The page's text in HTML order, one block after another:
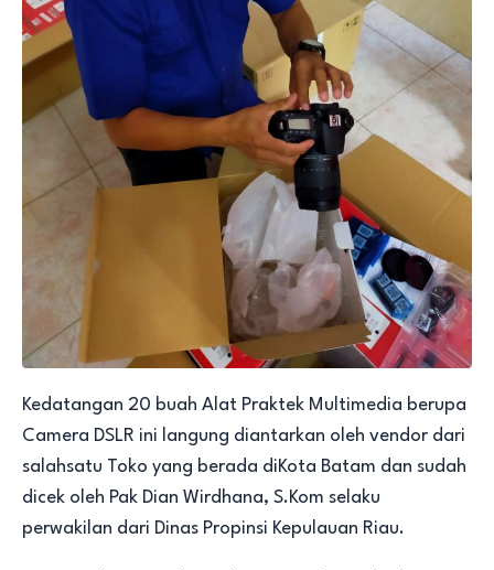
Kedatangan 20 buah Alat Praktek Multimedia berupa
Camera DSLR ini langung diantarkan oleh vendor dari
salahsatu Toko yang berada diKota Batam dan sudah
dicek oleh Pak Dian Wirdhana, S.Kom selaku
perwakilan dari Dinas Propinsi Kepulauan Riau.